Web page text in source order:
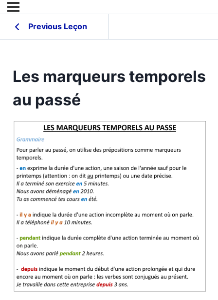
Previous Leçon
Les marqueurs temporels
au passé